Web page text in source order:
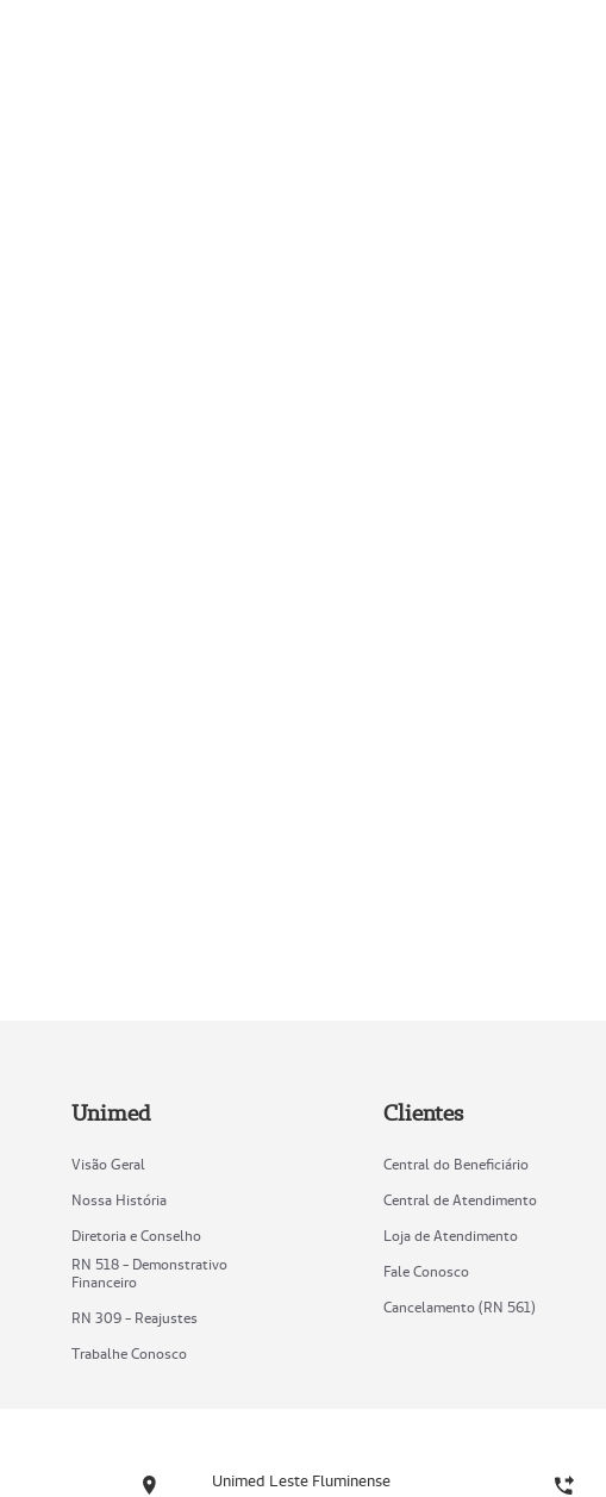
Unimed
Visão Geral
Nossa História
Diretoria e Conselho
RN 518 - Demonstrativo
Financeiro
RN 309 - Reajustes
Trabalhe Conosco
Clientes
Central do Beneficiário
Central de Atendimento
Loja de Atendimento
Fale Conosco
Cancelamento (RN 561)
Unimed Leste Fluminense